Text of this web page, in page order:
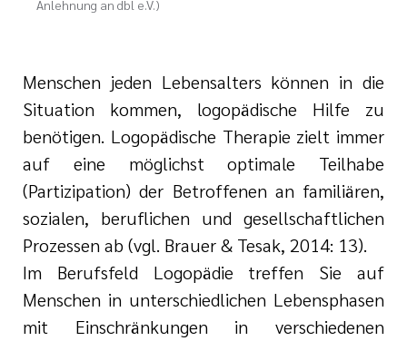
Anlehnung an dbl e.V.)
Menschen jeden Lebensalters können in die
Situation kommen, logopädische Hilfe zu
benötigen. Logopädische Therapie zielt immer
auf eine möglichst optimale Teilhabe
(Partizipation) der Betroffenen an familiären,
sozialen, beruflichen und gesellschaftlichen
Prozessen ab (vgl. Brauer & Tesak, 2014: 13).
Im Berufsfeld Logopädie treffen Sie auf
Menschen in unterschiedlichen Lebensphasen
mit Einschränkungen in verschiedenen